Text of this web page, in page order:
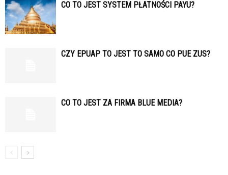
CO TO JEST SYSTEM PŁATNOŚCI PAYU?
CZY EPUAP TO JEST TO SAMO CO PUE ZUS?
CO TO JEST ZA FIRMA BLUE MEDIA?